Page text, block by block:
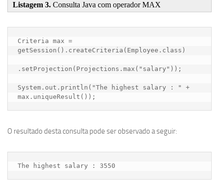
Listagem 3. Consulta Java com operador MAX
Criteria max =
getSession().createCriteria(Employee.class)
.setProjection(Projections.max("salary"));
System.out.println("The highest salary : " +
O resultado desta consulta pode ser observado a seguir:
The highest salary : 3550